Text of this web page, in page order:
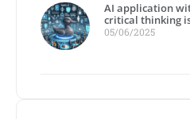
AI application
critical thinking
05/06/2025